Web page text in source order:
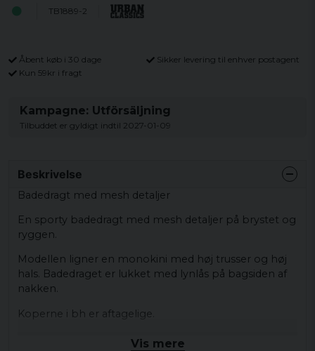
TB1889-2
Åbent køb i 30 dage
Sikker levering til enhver postagent
Kun 59kr i fragt
Kampagne: Utförsäljning
Tilbuddet er gyldigt indtil 2027-01-09
Beskrivelse
Badedragt med mesh detaljer
En sporty badedragt med mesh detaljer på brystet og
ryggen.
Modellen ligner en monokini med høj trusser og høj
hals. Badedraget er lukket med lynlås på bagsiden af
nakken.
Koperne i bh er aftagelige.
Vis mere